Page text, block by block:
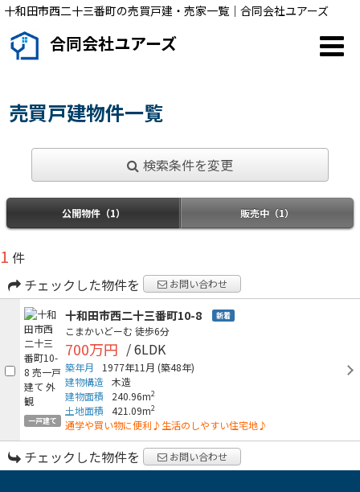
十和田市西二十三番町の売買戸建・売家一覧｜合同会社ユアーズ
合同会社ユアーズ
売買戸建物件一覧
検索条件を変更
公開物件（1） 販売中（1）
1 件
チェックした物件を
お問い合わせ
一戸建て
十和田市西二十三番町10-8 新着
こまかいどーむ 徒歩6分
700万円 / 6LDK
築年月 1977年11月 (築48年)
建物構造 木造
建物面積
240.96m2
土地面積 421.09m2
通学や買い物に便利♪生活のしやすい住宅地♪
チェックした物件を お問い合わせ